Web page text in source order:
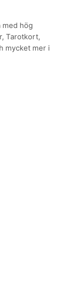
hög
Tarotkort,
mycket mer i